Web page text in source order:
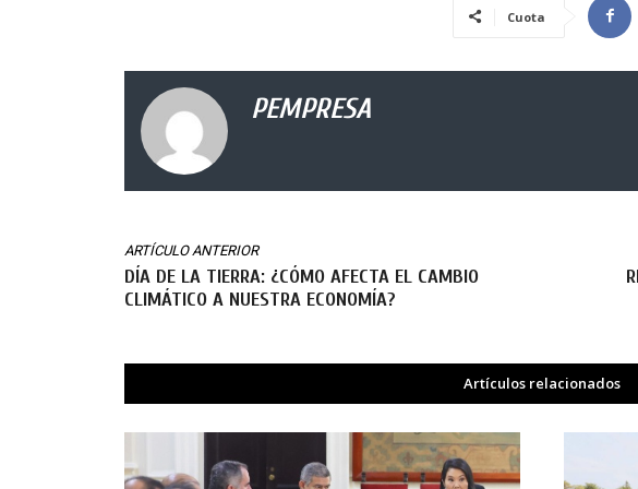
Cuota
PEMPRESA
ARTÍCULO ANTERIOR
DÍA DE LA TIERRA: ¿CÓMO AFECTA EL CAMBIO
CLIMÁTICO A NUESTRA ECONOMÍA?
Artículos relacionados